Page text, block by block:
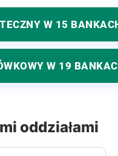
W 15
W 19
oddziałami